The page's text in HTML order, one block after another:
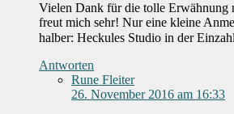
Vielen Dank für die tolle Erwähnung
freut mich sehr! Nur eine kleine
halber: Heckules Studio in der
Antworten
Rune Fleiter
26. November 2016 am 16:33